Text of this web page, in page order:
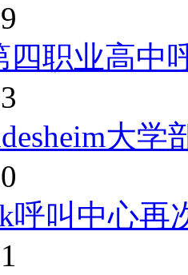
四职业高中
大
呼叫中心再